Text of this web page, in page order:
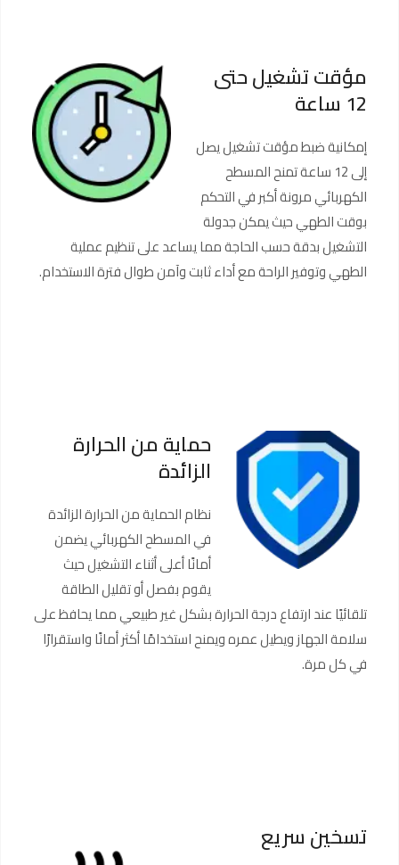
مؤقت تشغيل حتى
12 ساعة
إمكانية ضبط مؤقت تشغيل يصل
إلى 12 ساعة تمنح المسطح
الكهربائي مرونة أكبر في التحكم
بوقت الطهي حيث يمكن جدولة
التشغيل بدقة حسب الحاجة مما يساعد على تنظيم عملية
الطهي وتوفير الراحة مع أداء ثابت وآمن طوال فترة الاستخدام.
حماية من الحرارة
الزائدة
نظام الحماية من الحرارة الزائدة
في المسطح الكهربائي يضمن
أمانًا أعلى أثناء التشغيل حيث
يقوم بفصل أو تقليل الطاقة
تلقائيًا عند ارتفاع درجة الحرارة بشكل غير طبيعي مما يحافظ على
سلامة الجهاز ويطيل عمره ويمنح استخدامًا أكثر أمانًا واستقرارًا
في كل مرة.
تسخين سريع